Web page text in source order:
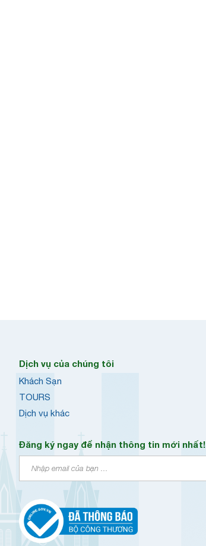
Dịch vụ của chúng tôi
Khách Sạn
TOURS
Dịch vụ khác
Đăng ký ngay để nhận thông tin mới nhất!